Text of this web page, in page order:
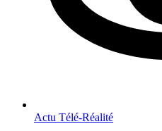
Actu Télé-Réalité